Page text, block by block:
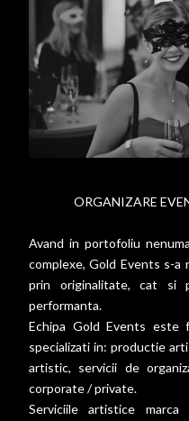
ORGANIZARE
Avand in portofoliu
complexe, Gold Events s-a
prin originalitate, cat si
performanta.
Echipa Gold Events este
specializati in: productie
artistic, servicii de
corporate / private.
Serviciile artistice